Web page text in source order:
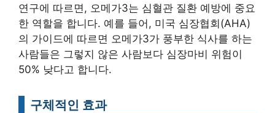
연구에 따르면, 오메가3는 심혈관 질환 예방에 중요
한 역할을 합니다. 예를 들어, 미국 심장협회(AHA)
의 가이드에 따르면 오메가3가 풍부한 식사를 하는
사람들은 그렇지 않은 사람보다 심장마비 위험이
50% 낮다고 합니다.
구체적인 효과